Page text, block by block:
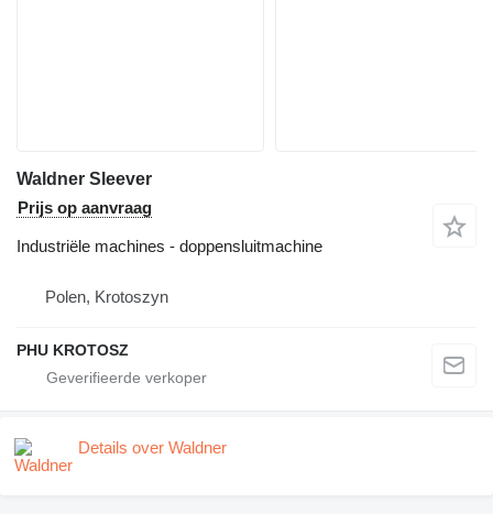
Waldner Sleever
Prijs op aanvraag
Industriële machines - doppensluitmachine
Polen, Krotoszyn
PHU KROTOSZ
Details over Waldner